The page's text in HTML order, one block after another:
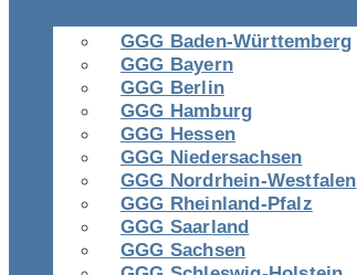
GGG Baden-Württemberg
GGG Bayern
GGG Berlin
GGG Hamburg
GGG Hessen
GGG Niedersachsen
GGG Nordrhein-Westfalen
GGG Rheinland-Pfalz
GGG Saarland
GGG Sachsen